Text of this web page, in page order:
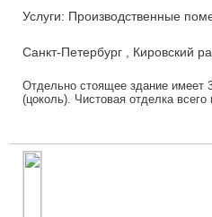
Услуги: Производственные
Санкт-Петербург , Кировский
Отдельно стоящее здание имеет
(цоколь). Чистовая отделка